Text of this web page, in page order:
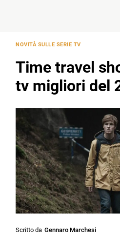
NOVITÀ SULLE SERIE TV
Time travel
tv migliori del
Scritto da Gennaro Marchesi